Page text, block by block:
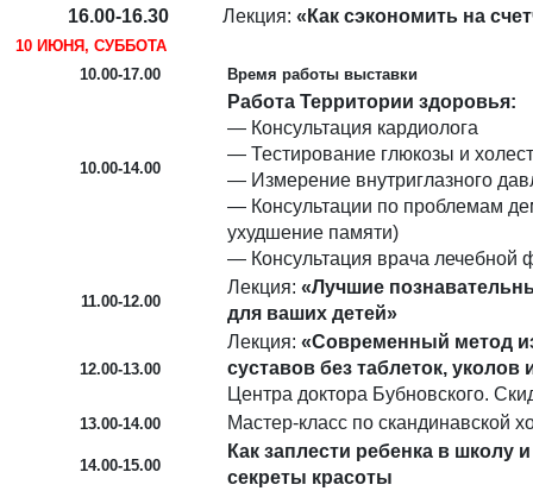
16.00-16.30
Лекция: «Как сэкономить на
10 ИЮНЯ, СУББОТА
10.00-17.00
Время работы выставки
10.00-14.00
Работа Территории здоровья:
— Консультация кардиолога
— Тестирование глюкозы и
— Измерение внутриглазного
— Консультации по проблемам
ухудшение памяти)
— Консультация врача лечебной
11.00-12.00
Лекция: «Лучшие
для ваших детей»
12.00-13.00
Лекция: «Современный метод
суставов без таблеток, уколов
Центра доктора Бубновского.
13.00-14.00 Мастер-класс по скандинавской
14.00-15.00
Как заплести ребенка в школу
секреты красоты